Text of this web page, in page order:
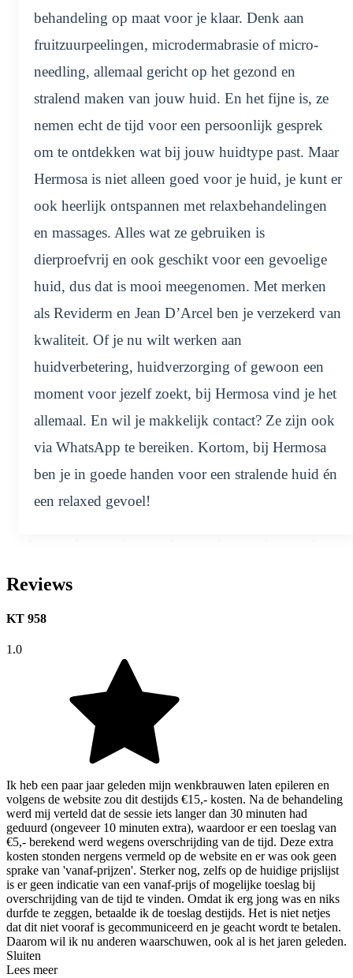
behandeling op maat voor je klaar. Denk aan
fruitzuurpeelingen, microdermabrasie of micro-
needling, allemaal gericht op het gezond en
stralend maken van jouw huid. En het fijne is, ze
nemen echt de tijd voor een persoonlijk gesprek
om te ontdekken wat bij jouw huidtype past. Maar
Hermosa is niet alleen goed voor je huid, je kunt er
ook heerlijk ontspannen met relaxbehandelingen
en massages. Alles wat ze gebruiken is
dierproefvrij en ook geschikt voor een gevoelige
huid, dus dat is mooi meegenomen. Met merken
als Reviderm en Jean D’Arcel ben je verzekerd van
kwaliteit. Of je nu wilt werken aan
huidverbetering, huidverzorging of gewoon een
moment voor jezelf zoekt, bij Hermosa vind je het
allemaal. En wil je makkelijk contact? Ze zijn ook
via WhatsApp te bereiken. Kortom, bij Hermosa
ben je in goede handen voor een stralende huid én
een relaxed gevoel!
Reviews
KT 958
1.0
Ik heb een paar jaar geleden mijn wenkbrauwen laten epileren en
volgens de website zou dit destijds €15,- kosten. Na de behandeling
werd mij verteld dat de sessie iets langer dan 30 minuten had
geduurd (ongeveer 10 minuten extra), waardoor er een toeslag van
€5,- berekend werd wegens overschrijding van de tijd. Deze extra
kosten stonden nergens vermeld op de website en er was ook geen
sprake van 'vanaf-prijzen'. Sterker nog, zelfs op de huidige prijslijst
is er geen indicatie van een vanaf-prijs of mogelijke toeslag bij
overschrijding van de tijd te vinden. Omdat ik erg jong was en niks
durfde te zeggen, betaalde ik de toeslag destijds. Het is niet netjes
dat dit niet vooraf is gecommuniceerd en je geacht wordt te betalen.
Daarom wil ik nu anderen waarschuwen, ook al is het jaren geleden.
Sluiten
Lees meer